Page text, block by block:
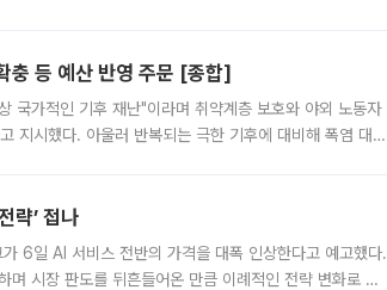
충 등 예산 반영 주문 [종합]
국가적인 기후 재난"이라며 취약계층 보호와 야외 노동자
지시했다. 아울러 반복되는 극한 기후에 대비해 폭염 대응
략’ 접나
6일 AI 서비스 전반의 가격을 대폭 인상한다고 예고했다.
며 시장 판도를 뒤흔들어온 만큼 이례적인 전략 변화로 평